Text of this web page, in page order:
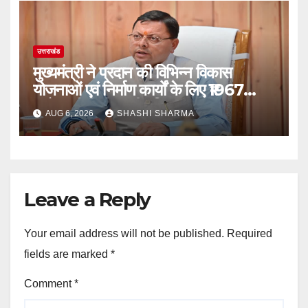
उत्तराखंड
मुख्यमंत्री ने प्रदान की विभिन्न विकास
योजनाओं एवं निर्माण कार्यों के लिए ₹1967
करोड़ की वित्तीय स्वीकृति
AUG 6, 2026 SHASHI SHARMA
Leave a Reply
Your email address will not be published. Required
fields are marked *
Comment*